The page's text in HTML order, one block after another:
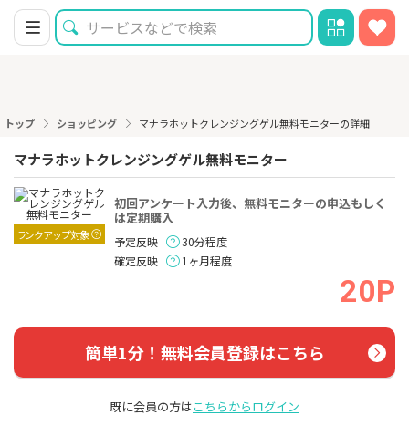
トップ ショッピング マナラホットクレンジングゲル無料モニターの詳細
マナラホットクレンジングゲル無料モニター
ランクアップ対象
初回アンケート入力後、無料モニターの申込もしく
は定期購入
予定反映
30分程度
確定反映
1ヶ月程度
20P
簡単1分！無料会員登録はこちら
既に会員の方はこちらからログイン